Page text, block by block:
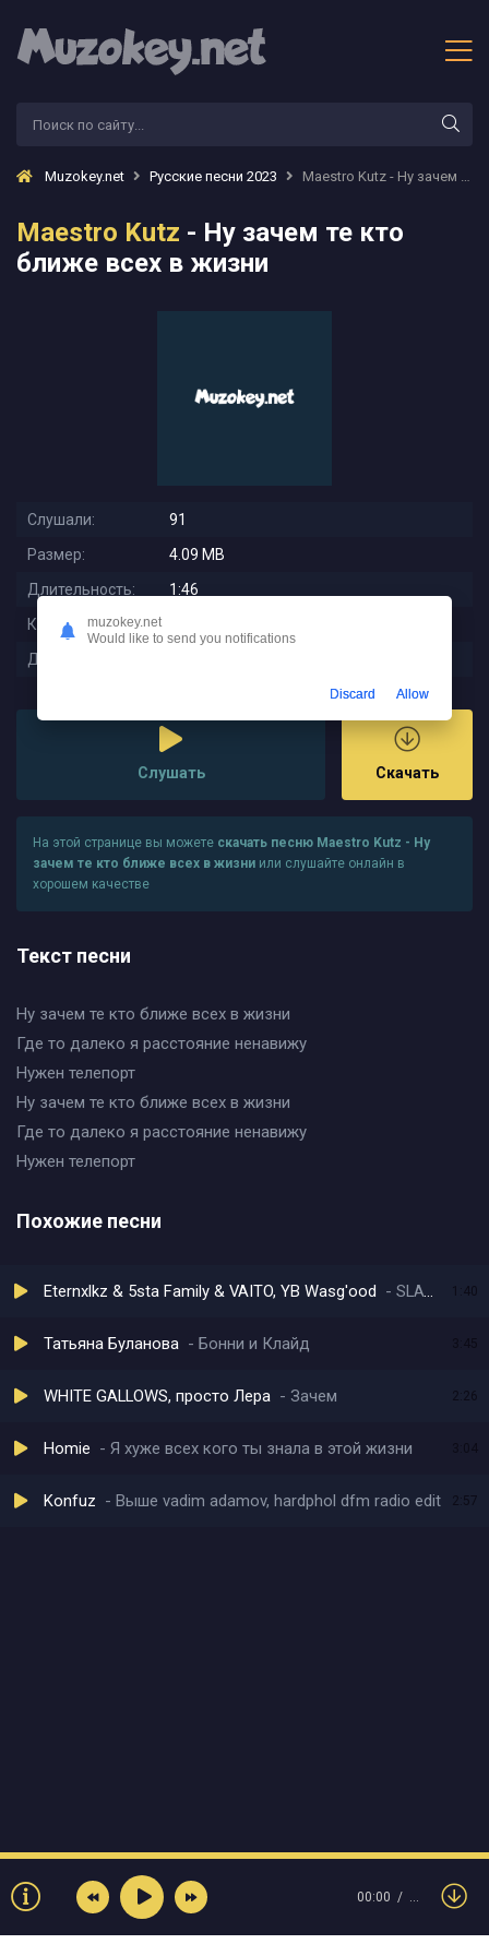
Muzokey.net Русские песни 2023 Maestro Kutz - Ну зачем те кто ближе всех в жизни
Maestro Kutz - Ну зачем те кто
ближе всех в жизни
Слушали:
91
Размер:
4.09 MB
Длительность:
1:46
Качество:
Дата релиза:
Слушать Скачать
На этой странице вы можете скачать песню Maestro Kutz - Ну
зачем те кто ближе всех в жизни или слушайте онлайн в
хорошем качестве
Текст песни
Ну зачем те кто ближе всех в жизни
Где то далеко я расстояние ненавижу
Нужен телепорт
Ну зачем те кто ближе всех в жизни
Где то далеко я расстояние ненавижу
Нужен телепорт
Похожие песни
Eternxlkz & 5sta Family & VAITO, YB Wasg'ood SLAY! (Remix ZACHEM) 1:40
Татьяна Буланова Бонни и Клайд
WHITE GALLOWS, просто Лера Зачем 2:26
Homie Я хуже всех кого ты знала в этой жизни
Konfuz Выше vadim adamov, hardphol dfm radio edit 2:57
00:00 …
muzokey.net
Would like to send you notifications
Discard Allow